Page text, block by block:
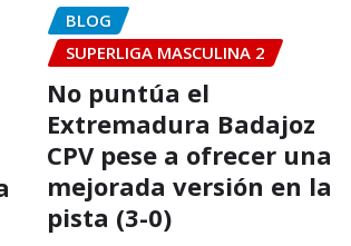
BLOG
SUPERLIGA MASCULINA 2
No puntúa el
Extremadura Badajoz
CPV pese a ofrecer una
mejorada versión en la
pista (3-0)